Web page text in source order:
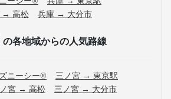
→ 高松 兵庫 → 大分市
の各地域からの人気路線
ニーシー®
三ノ宮 → 東京駅
宮 → 高松 三ノ宮 → 大分市